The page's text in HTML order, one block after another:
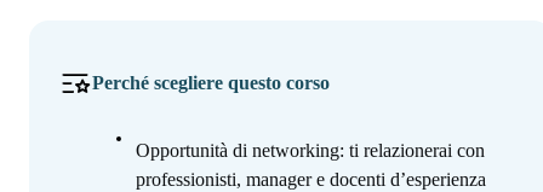
Perché scegliere questo corso
Opportunità di networking: ti relazionerai con
professionisti, manager e docenti d’esperienza